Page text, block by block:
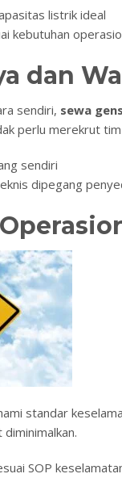
listrik ideal
kebutuhan
dan
sendiri, sewa
perlu merekrut
sendiri
dipegang
standar
SOP